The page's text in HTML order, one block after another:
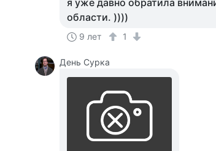
я уже давно обратила
области. ))))
9 лет 1
День Сурка